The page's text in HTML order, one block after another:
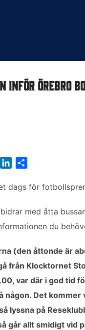
inför Örebro
n
e
l
dags för
med åtta
du
(den åttonde är
från Klocktornet
var där i god tid
någon. Det kommer
lyssna på
går allt smidigt vid